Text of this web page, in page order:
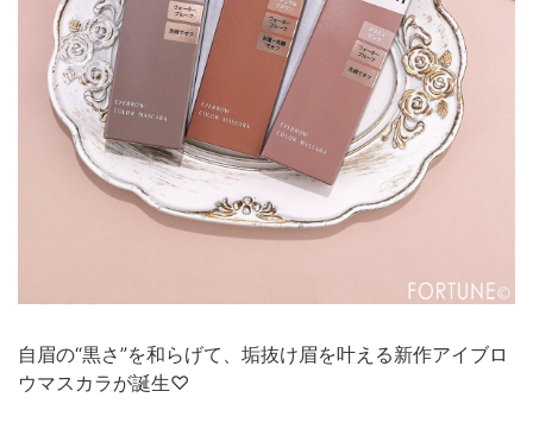
自眉の“黒さ”を和らげて、垢抜け眉を叶える新作アイブロ
ウマスカラが誕生♡